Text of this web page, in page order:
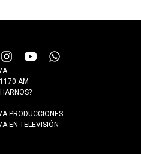
AM
PRODUCCIONES
EN TELEVISIÓN